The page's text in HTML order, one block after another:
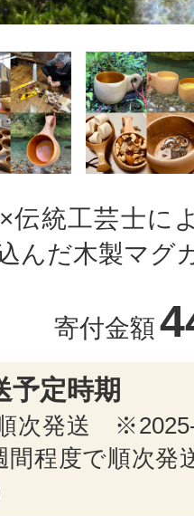
伝統工芸士に
んだ木製マグ
寄付金額
予定時期
次発送
間程度で順次発